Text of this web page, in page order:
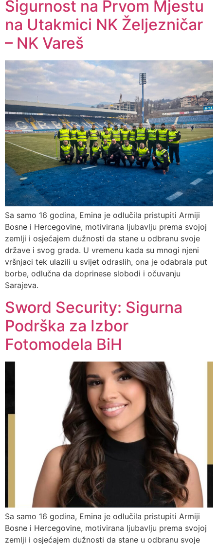
Sigurnost na Prvom Mjestu
na Utakmici NK Željezničar
– NK Vareš
Sa samo 16 godina, Emina je odlučila pristupiti Armiji
Bosne i Hercegovine, motivirana ljubavlju prema svojoj
zemlji i osjećajem dužnosti da stane u odbranu svoje
države i svog grada. U vremenu kada su mnogi njeni
vršnjaci tek ulazili u svijet odraslih, ona je odabrala put
borbe, odlučna da doprinese slobodi i očuvanju
Sarajeva.
Sword Security: Sigurna
Podrška za Izbor
Fotomodela BiH
Sa samo 16 godina, Emina je odlučila pristupiti Armiji
Bosne i Hercegovine, motivirana ljubavlju prema svojoj
zemlji i osjećajem dužnosti da stane u odbranu svoje